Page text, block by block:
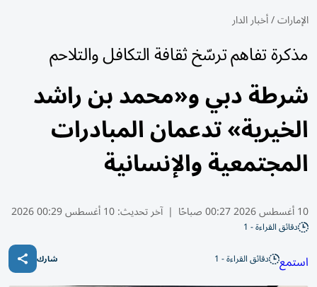
الإمارات/أخبار الدار
مذكرة تفاهم ترسّخ ثقافة التكافل والتلاحم
شرطة دبي و«محمد بن راشد
الخيرية» تدعمان المبادرات
المجتمعية والإنسانية
10 أغسطس 2026 00:27 صباحًا | آخر تحديث:10 أغسطس 00:29 2026
دقائق القراءة - 1
استمع دقائق القراءة - 1 شارك